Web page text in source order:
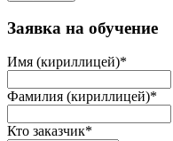
Заявка на обучение
Имя (кириллицей)*
Фамилия (кириллицей)*
Кто заказчик*